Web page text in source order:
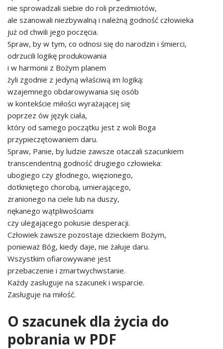
nie sprowadzali siebie do roli przedmiotów,
ale szanowali niezbywalną i należną godność człowieka
już od chwili jego poczęcia.
Spraw, by w tym, co odnosi się do narodzin i śmierci,
odrzucili logikę produkowania
i w harmonii z Bożym planem
żyli zgodnie z jedyną właściwą im logiką:
wzajemnego obdarowywania się osób
w kontekście miłości wyrażającej się
poprzez ów język ciała,
który od samego początku jest z woli Boga
przypieczętowaniem daru.
Spraw, Panie, by ludzie zawsze otaczali szacunkiem
transcendentną godność drugiego człowieka:
ubogiego czy głodnego, więzionego,
dotkniętego chorobą, umierającego,
zranionego na ciele lub na duszy,
nękanego wątpliwościami
czy ulegającego pokusie desperacji.
Człowiek zawsze pozostaje dzieckiem Bożym,
ponieważ Bóg, kiedy daje, nie żałuje daru.
Wszystkim ofiarowywane jest
przebaczenie i zmartwychwstanie.
Każdy zasługuje na szacunek i wsparcie.
Zasługuje na miłość.
O szacunek dla życia do
pobrania w PDF